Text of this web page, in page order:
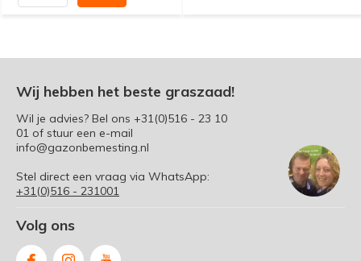
Wij hebben het beste graszaad!
Wil je advies? Bel ons +31(0)516 - 23 10
01 of stuur een e-mail
info@gazonbemesting.nl
Stel direct een vraag via WhatsApp:
+31(0)516 - 231001
Volg ons